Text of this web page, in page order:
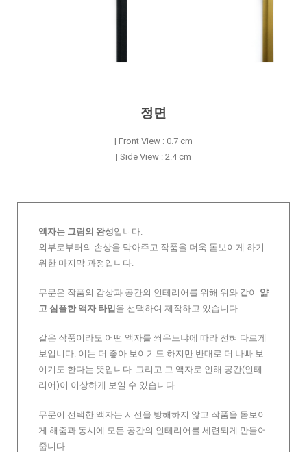
정면
| Front View : 0.7 cm
| Side View : 2.4 cm
액자는 그림의 완성입니다.
외부로부터의 손상을 막아주고 작품을 더욱 돋보이게 하기
위한 마지막 과정입니다.
무문은 작품의 감상과 공간의 인테리어를 위해 위와 같이 얇
고 심플한 액자 타입 을 선택하여 제작하고 있습니다.
같은 작품이라도 어떤 액자를 씌우느냐에 따라 전혀 다르게
보입니다. 이는 더 좋아 보이기도 하지만 반대로 더 나빠 보
이기도 한다는 뜻입니다. 그리고 그 액자로 인해 공간(인테
리어)이 이상하게 보일 수 있습니다.
무문이 선택한 액자는 시선을 방해하지 않고 작품을 돋보이
게 해줌과 동시에 모든 공간의 인테리어를 세련되게 만들어
줍니다.